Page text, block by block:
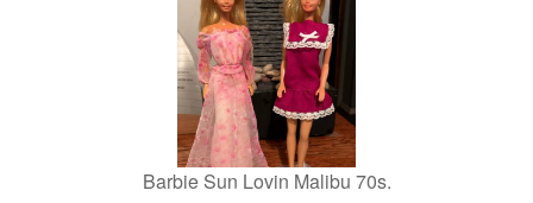
Barbie Sun Lovin Malibu 70s.